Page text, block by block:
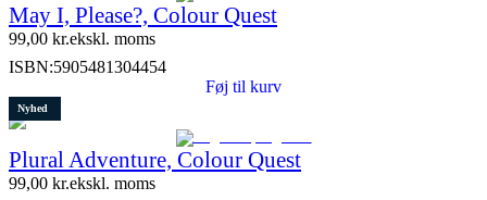
May I, Please?, Colour Quest
99,00 kr.ekskl. moms
ISBN:5905481304454
Føj til kurv
Nyhed
Plural Adventure, Colour Quest
99,00 kr.ekskl. moms